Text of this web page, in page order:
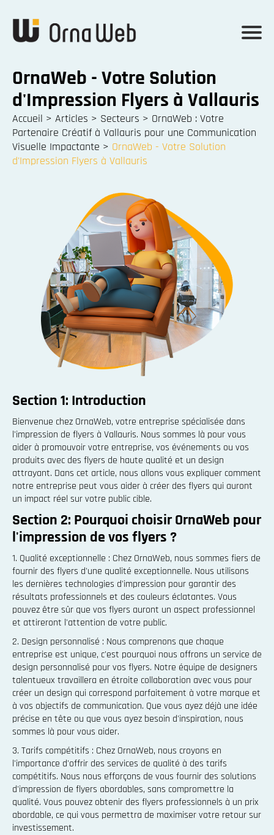
OrnaWeb - Votre Solution
d'Impression Flyers à Vallauris
Accueil > Articles > Secteurs > OrnaWeb : Votre
Partenaire Créatif à Vallauris pour une Communication
Visuelle Impactante > OrnaWeb - Votre Solution
d'Impression Flyers à Vallauris
Section 1: Introduction
Bienvenue chez OrnaWeb, votre entreprise spécialisée dans
l'impression de flyers à Vallauris. Nous sommes là pour vous
aider à promouvoir votre entreprise, vos événements ou vos
produits avec des flyers de haute qualité et un design
attrayant. Dans cet article, nous allons vous expliquer comment
notre entreprise peut vous aider à créer des flyers qui auront
un impact réel sur votre public cible.
Section 2: Pourquoi choisir OrnaWeb pour
l'impression de vos flyers ?
1. Qualité exceptionnelle : Chez OrnaWeb, nous sommes fiers de
fournir des flyers d'une qualité exceptionnelle. Nous utilisons
les dernières technologies d'impression pour garantir des
résultats professionnels et des couleurs éclatantes. Vous
pouvez être sûr que vos flyers auront un aspect professionnel
et attireront l'attention de votre public.
2. Design personnalisé : Nous comprenons que chaque
entreprise est unique, c'est pourquoi nous offrons un service de
design personnalisé pour vos flyers. Notre équipe de designers
talentueux travaillera en étroite collaboration avec vous pour
créer un design qui correspond parfaitement à votre marque et
à vos objectifs de communication. Que vous ayez déjà une idée
précise en tête ou que vous ayez besoin d'inspiration, nous
sommes là pour vous aider.
3. Tarifs compétitifs : Chez OrnaWeb, nous croyons en
l'importance d'offrir des services de qualité à des tarifs
compétitifs. Nous nous efforçons de vous fournir des solutions
d'impression de flyers abordables, sans compromettre la
qualité. Vous pouvez obtenir des flyers professionnels à un prix
abordable, ce qui vous permettra de maximiser votre retour sur
investissement.